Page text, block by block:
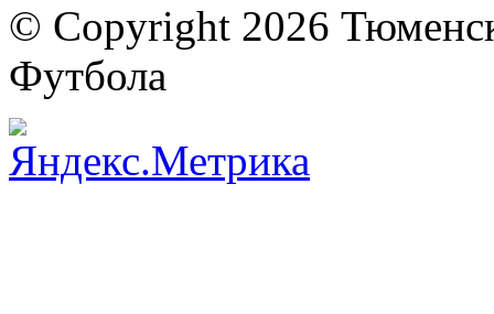
© Copyright 2026
Футбола